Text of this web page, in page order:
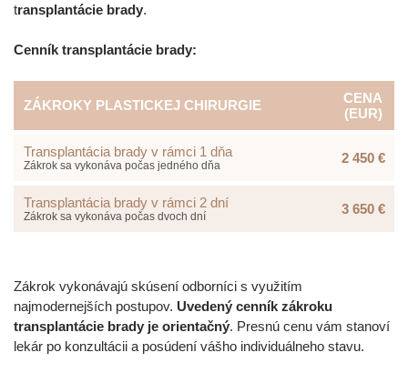
transplantácie brady.
Cenník transplantácie brady:
ZÁKROKY PLASTICKEJ CHIRURGIE
CENA
(EUR)
Transplantácia brady v rámci 1 dňa
Zákrok sa vykonáva počas jedného dňa 2 450 €
Transplantácia brady v rámci 2 dní
Zákrok sa vykonáva počas dvoch dní 3 650 €
Zákrok vykonávajú skúsení odborníci s využitím
najmodernejších postupov. Uvedený cenník zákroku
transplantácie brady je orientačný. Presnú cenu vám stanoví
lekár po konzultácii a posúdení vášho individuálneho stavu.